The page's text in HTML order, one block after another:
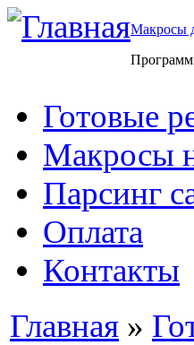
Макросы
Готовые
Макросы
Парсинг
Оплата
Контакты
Главная »